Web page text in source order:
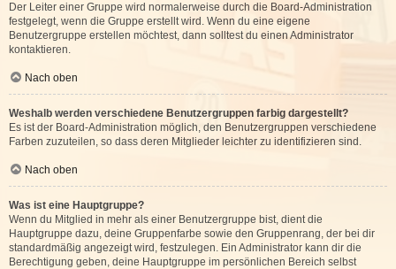
Der Leiter einer Gruppe wird normalerweise durch die Board-Administration
festgelegt, wenn die Gruppe erstellt wird. Wenn du eine eigene
Benutzergruppe erstellen möchtest, dann solltest du einen Administrator
kontaktieren.
Nach oben
Weshalb werden verschiedene Benutzergruppen farbig dargestellt?
Es ist der Board-Administration möglich, den Benutzergruppen verschiedene
Farben zuzuteilen, so dass deren Mitglieder leichter zu identifizieren sind.
Nach oben
Was ist eine Hauptgruppe?
Wenn du Mitglied in mehr als einer Benutzergruppe bist, dient die
Hauptgruppe dazu, deine Gruppenfarbe sowie den Gruppenrang, der bei dir
standardmäßig angezeigt wird, festzulegen. Ein Administrator kann dir die
Berechtigung geben, deine Hauptgruppe im persönlichen Bereich selbst